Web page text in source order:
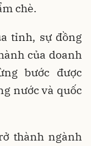
chè.
tỉnh, sự đồng
của doanh
bước được
nước và quốc
thành ngành